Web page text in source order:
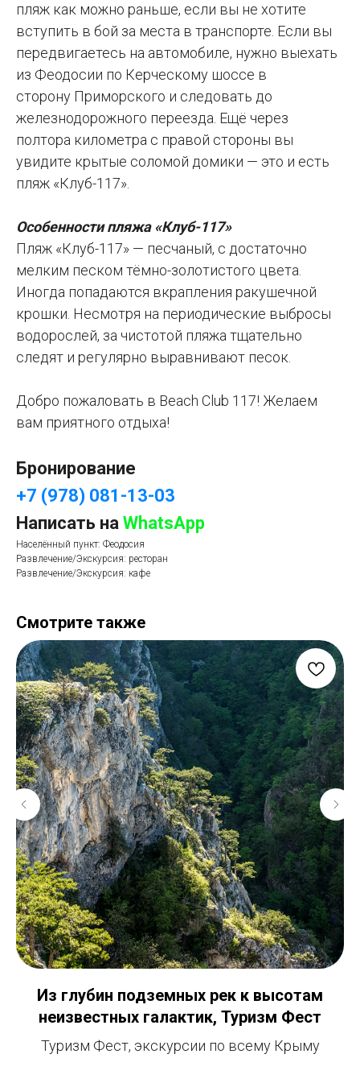
пляж как можно раньше, если вы не хотите
вступить в бой за места в транспорте. Если вы
передвигаетесь на автомобиле, нужно выехать
из Феодосии по Керческому шоссе в
сторону Приморского и следовать до
железнодорожного переезда. Ещё через
полтора километра с правой стороны вы
увидите крытые соломой домики — это и есть
пляж «Клуб-117».
Особенности пляжа «Клуб-117»
Пляж «Клуб-117» — песчаный, с достаточно
мелким песком тёмно-золотистого цвета.
Иногда попадаются вкрапления ракушечной
крошки. Несмотря на периодические выбросы
водорослей, за чистотой пляжа тщательно
следят и регулярно выравнивают песок.
Добро пожаловать в Beach Club 117! Желаем
вам приятного отдыха!
Бронирование
+7 (978) 081-13-03
Написать на WhatsApp
Населённый пункт: Феодосия
Развлечение/Экскурсия: ресторан
Развлечение/Экскурсия: кафе
Смотрите также
Из глубин подземных рек к высотам
неизвестных галактик, Туризм Фест
Туризм Фест, экскурсии по всему Крыму